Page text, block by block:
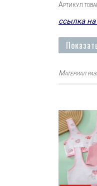
Артикул
ссылка на
Материал